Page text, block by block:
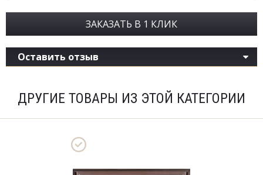
ЗАКАЗАТЬ В 1 КЛИК
Оставить отзыв
ДРУГИЕ ТОВАРЫ ИЗ ЭТОЙ КАТЕГОРИИ